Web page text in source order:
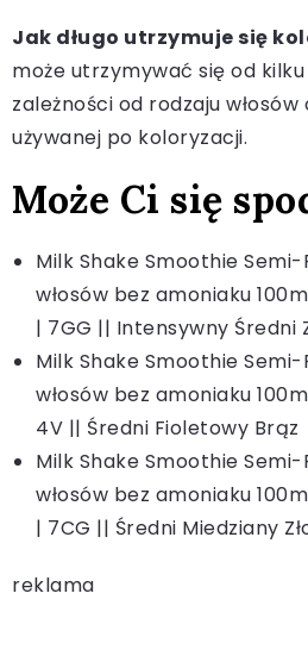
Jak długo utrzymuje się
może utrzymywać się od
zależności od rodzaju
używanej po koloryzacji.
Może Ci się
Milk Shake Smoothie
włosów bez amoniaku
| 7GG || Intensywny Średni
Milk Shake Smoothie
włosów bez amoniaku
4V || Średni Fioletowy Brąz
Milk Shake Smoothie
włosów bez amoniaku
| 7CG || Średni Miedziany
reklama